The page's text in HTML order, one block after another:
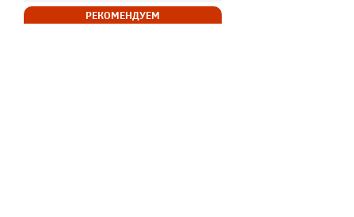
РЕКОМЕНДУЕМ